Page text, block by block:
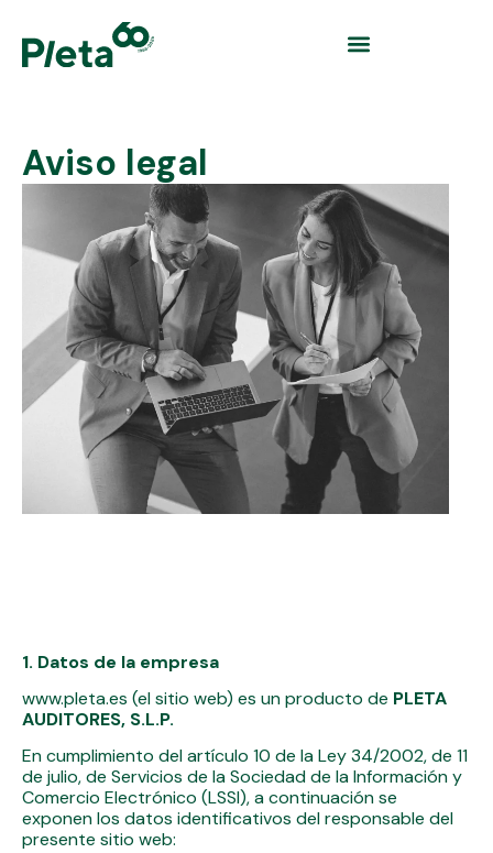
Aviso legal
1. Datos de la empresa
www.pleta.es (el sitio web) es un producto de PLETA
AUDITORES, S.L.P.
En cumplimiento del artículo 10 de la Ley 34/2002, de 11
de julio, de Servicios de la Sociedad de la Información y
Comercio Electrónico (LSSI), a continuación se
exponen los datos identificativos del responsable del
presente sitio web: